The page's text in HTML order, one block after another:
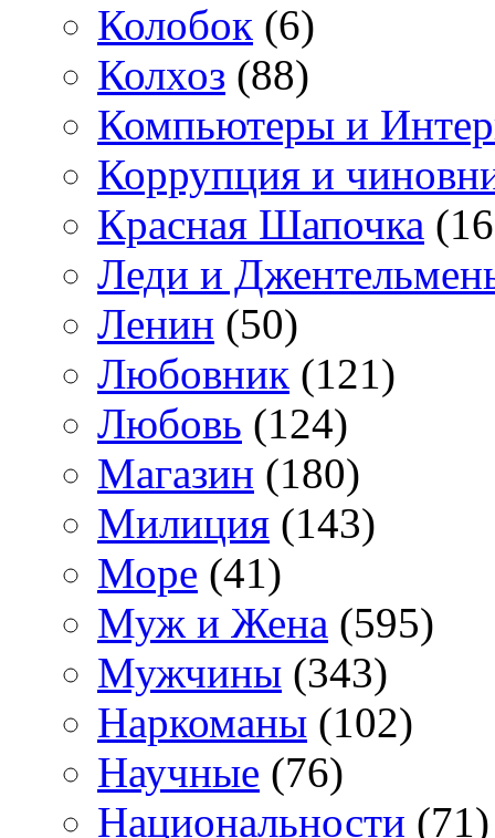
Колобок (6)
Колхоз (88)
Компьютеры и
Коррупция и
Красная Шапочка
Леди и
Ленин (50)
Любовник (121)
Любовь (124)
Магазин (180)
Милиция (143)
Море (41)
Муж и Жена (595)
Мужчины (343)
Наркоманы (102)
Научные (76)
Национальности (71)